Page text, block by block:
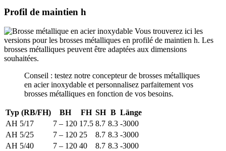
Profil de maintien h
Vous trouverez ici les
versions pour les brosses métalliques en profilé de maintien h. Les
brosses métalliques peuvent être adaptées aux dimensions
souhaitées.
Conseil : testez notre concepteur de brosses métalliques
en acier inoxydable et personnalisez parfaitement vos
brosses métalliques en fonction de vos besoins.
Typ (RB/FH) BH FH SH B Länge
AH 5/17
7 – 120 17.5 8.7 8.3 -3000
AH 5/25
7 – 120 25 8.7 8.3 -3000
AH 5/40
7 – 120 40 8.7 8.3 -3000